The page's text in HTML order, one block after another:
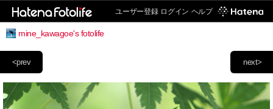
ユーザー登録 ログイン ヘルプ
mine_kawagoe's fotolife
next>
<prev